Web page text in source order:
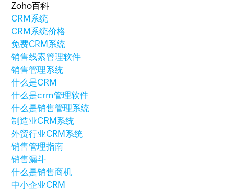
Zoho百科
CRM系统
CRM系统价格
免费CRM系统
销售线索管理软件
销售管理系统
什么是CRM
什么是crm管理软件
什么是销售管理系统
制造业CRM系统
外贸行业CRM系统
销售管理指南
销售漏斗
什么是销售商机
中小企业CRM